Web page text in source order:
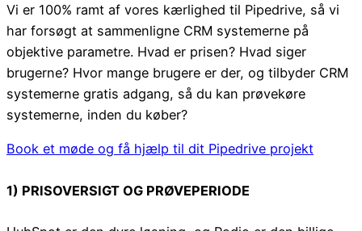
Vi er 100% ramt af vores kærlighed til Pipedrive, så vi
har forsøgt at sammenligne CRM systemerne på
objektive parametre. Hvad er prisen? Hvad siger
brugerne? Hvor mange brugere er der, og tilbyder CRM
systemerne gratis adgang, så du kan prøvekøre
systemerne, inden du køber?
Book et møde og få hjælp til dit Pipedrive projekt
1) PRISOVERSIGT OG PRØVEPERIODE